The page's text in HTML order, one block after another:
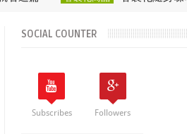
SOCIAL COUNTER
Subscribes Followers